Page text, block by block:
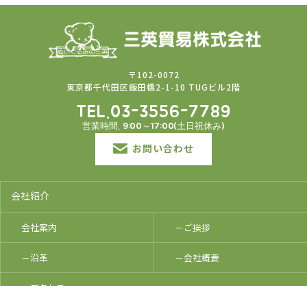
〒102-0072
東京都千代田区飯田橋2-1-10 TUGビル2階
TEL.03-3556-7789
営業時間. 9:00～17:00(土日祝休み)
お問い合わせ
会社紹介
会社案内 －ご挨拶
－沿革 －会社概要